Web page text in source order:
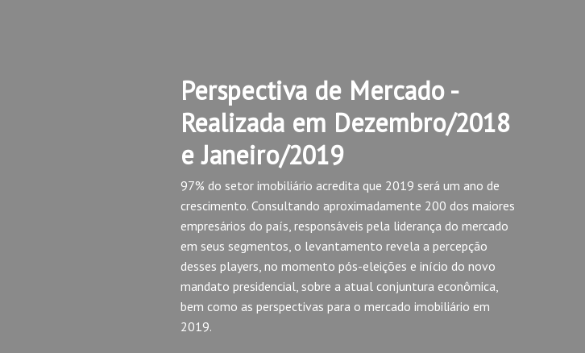
Perspectiva de Mercado -
Realizada em Dezembro/2018
e Janeiro/2019
97% do setor imobiliário acredita que 2019 será um ano de
crescimento. Consultando aproximadamente 200 dos maiores
empresários do país, responsáveis pela liderança do mercado
em seus segmentos, o levantamento revela a percepção
desses players, no momento pós-eleições e início do novo
mandato presidencial, sobre a atual conjuntura econômica,
bem como as perspectivas para o mercado imobiliário em
2019.